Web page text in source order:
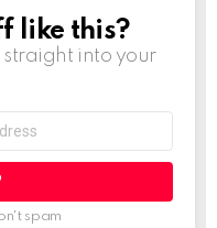
like this?
straight into your
spam